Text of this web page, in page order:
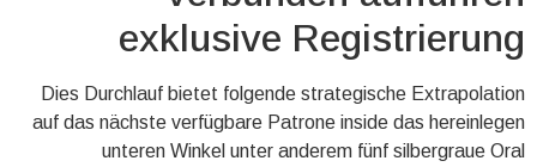
exklusive Registrierung
Dies Durchlauf bietet folgende strategische Extrapolation
auf das nächste verfügbare Patrone inside das hereinlegen
unteren Winkel unter anderem fünf silbergraue Oral